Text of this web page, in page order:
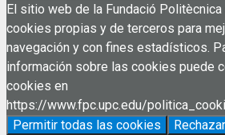
El sitio web de la Fundació
cookies propias y de terceros para
navegación y con fines estadísticos.
información sobre las cookies puede
cookies en
https://www.fpc.upc.edu/
Permitir todas las cookies
Rechazar